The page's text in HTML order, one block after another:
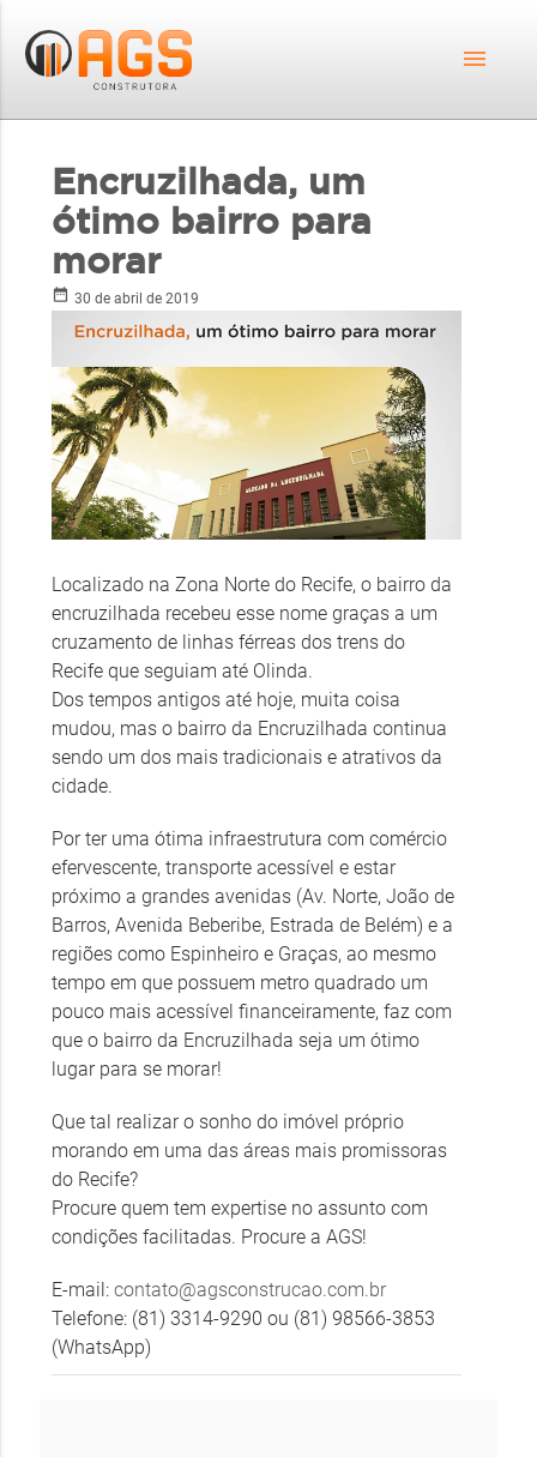
menu
Encruzilhada, um
ótimo bairro para
morar
date_range 30 de abril de 2019
Localizado na Zona Norte do Recife, o bairro da
encruzilhada recebeu esse nome graças a um
cruzamento de linhas férreas dos trens do
Recife que seguiam até Olinda.
Dos tempos antigos até hoje, muita coisa
mudou, mas o bairro da Encruzilhada continua
sendo um dos mais tradicionais e atrativos da
cidade.
Por ter uma ótima infraestrutura com comércio
efervescente, transporte acessível e estar
próximo a grandes avenidas (Av. Norte, João de
Barros, Avenida Beberibe, Estrada de Belém) e a
regiões como Espinheiro e Graças, ao mesmo
tempo em que possuem metro quadrado um
pouco mais acessível financeiramente, faz com
que o bairro da Encruzilhada seja um ótimo
lugar para se morar!
Que tal realizar o sonho do imóvel próprio
morando em uma das áreas mais promissoras
do Recife?
Procure quem tem expertise no assunto com
condições facilitadas. Procure a AGS!
E-mail:contato@agsconstrucao.com.br
Telefone: (81) 3314-9290 ou (81) 98566-3853
(WhatsApp)